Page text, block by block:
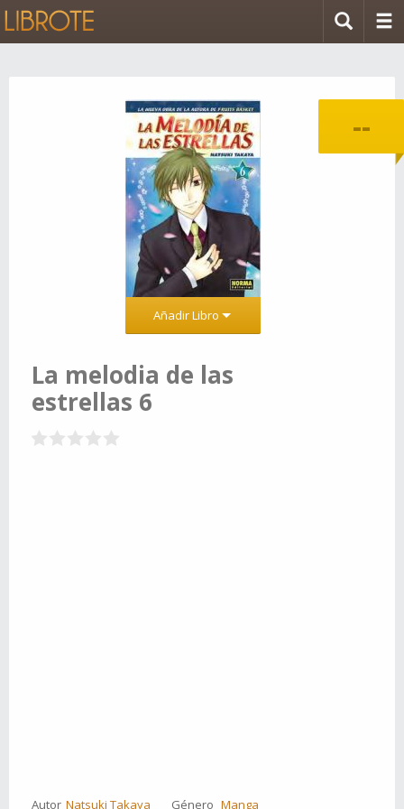
--
Añadir Libro
La melodia de las
estrellas 6
Autor Natsuki Takaya Género Manga